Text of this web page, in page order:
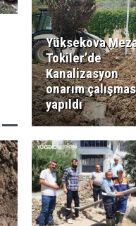
Yüksekova
Tokiler’de
Kanalizasyon
onarım
yapıldı